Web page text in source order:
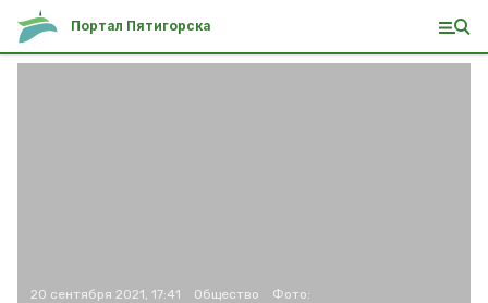
Портал Пятигорска
20 сентября 2021, 17:41 Общество Фото: